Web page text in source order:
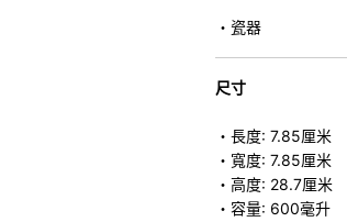
・瓷器
尺寸
・長度: 7.85厘米
・寬度: 7.85厘米
・高度: 28.7厘米
・容量: 600毫升